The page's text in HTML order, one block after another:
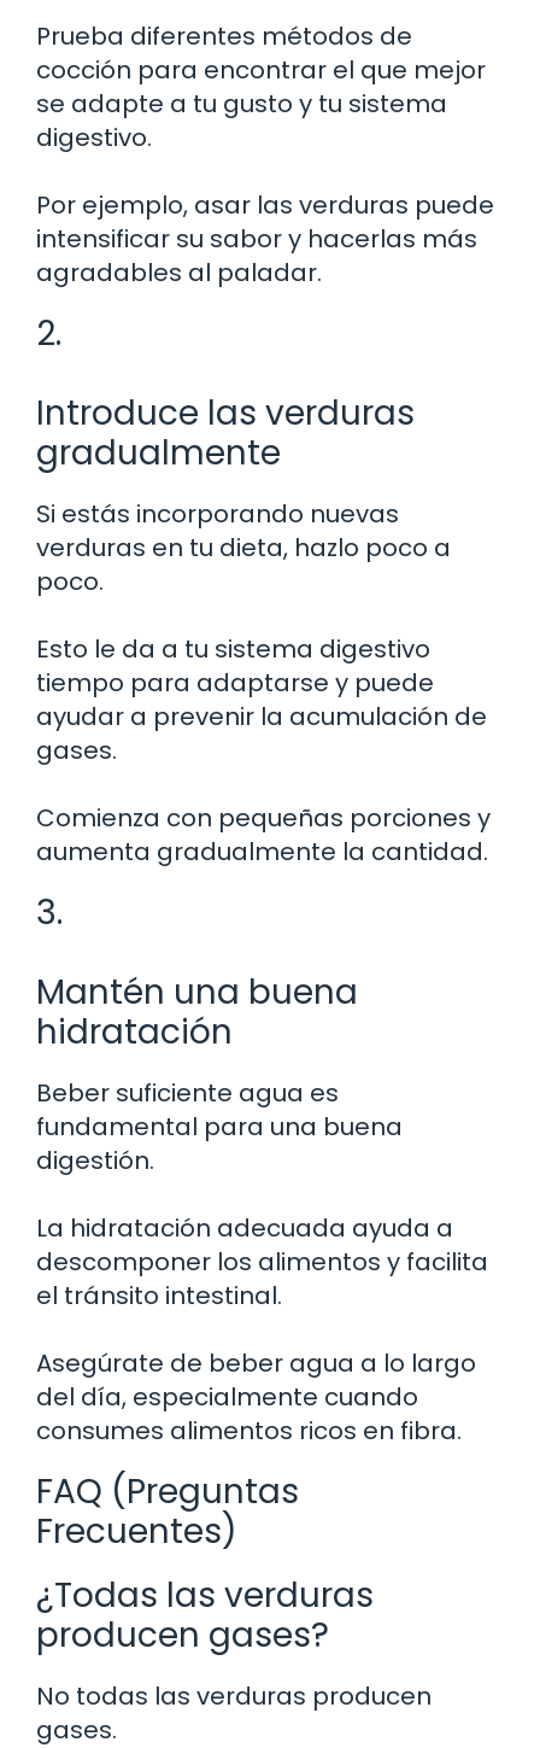
Prueba diferentes métodos de
cocción para encontrar el que mejor
se adapte a tu gusto y tu sistema
digestivo.
Por ejemplo, asar las verduras puede
intensificar su sabor y hacerlas más
agradables al paladar.
2.
Introduce las verduras
gradualmente
Si estás incorporando nuevas
verduras en tu dieta, hazlo poco a
poco.
Esto le da a tu sistema digestivo
tiempo para adaptarse y puede
ayudar a prevenir la acumulación de
gases.
Comienza con pequeñas porciones y
aumenta gradualmente la cantidad.
3.
Mantén una buena
hidratación
Beber suficiente agua es
fundamental para una buena
digestión.
La hidratación adecuada ayuda a
descomponer los alimentos y facilita
el tránsito intestinal.
Asegúrate de beber agua a lo largo
del día, especialmente cuando
consumes alimentos ricos en fibra.
FAQ (Preguntas
Frecuentes)
¿Todas las verduras
producen gases?
No todas las verduras producen
gases.